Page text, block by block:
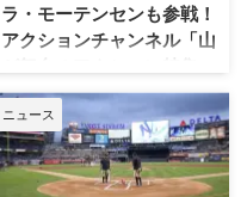
ラ・モーテンセンも参戦！
アクションチャンネル「山
が舞台のアクション特集」
放送
日本で唯一のアクション海外ドラ
マ専門チャンネル「アクションチ
ャンネル」にて、8月11日の山の
ニュース